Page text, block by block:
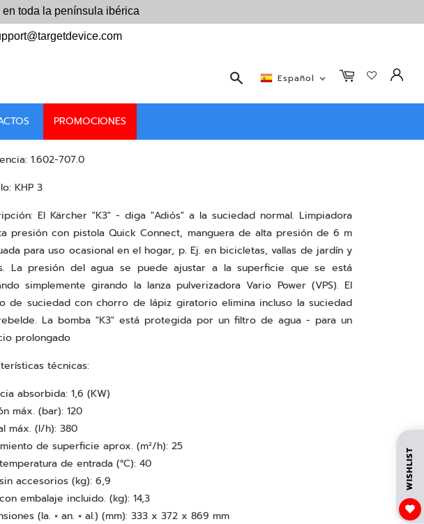
en toda la península ibérica
Buscar Español
PROMOCIONES
1.602-707.0
KHP 3
El Kärcher "K3" - diga "Adiós" a la suciedad normal. Limpiadora
presión con pistola Quick Connect, manguera de alta presión de 6 m
para uso ocasional en el hogar, p. Ej. en bicicletas, vallas de jardín y
La presión del agua se puede ajustar a la superficie que se está
simplemente girando la lanza pulverizadora Vario Power (VPS). El
de suciedad con chorro de lápiz giratorio elimina incluso la suciedad
La bomba "K3" está protegida por un filtro de agua - para un
prolongado
técnicas:
absorbida: 1,6 (KW)
máx. (bar): 120
máx. (l/h): 380
de superficie aprox. (m²/h): 25
de entrada (°C): 40
accesorios (kg): 6,9
embalaje incluido. (kg): 14,3
(la. × an. × al.) (mm): 333 x 372 x 869 mm
WISHLIST